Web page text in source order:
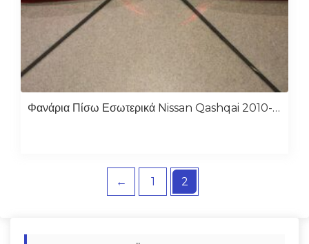
Φανάρια Πίσω Εσωτερικά Nissan Qashqai 2010-2013
← 1 2